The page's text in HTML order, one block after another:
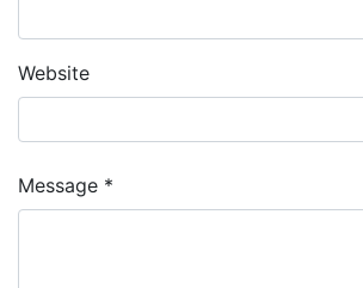
Website
Message *